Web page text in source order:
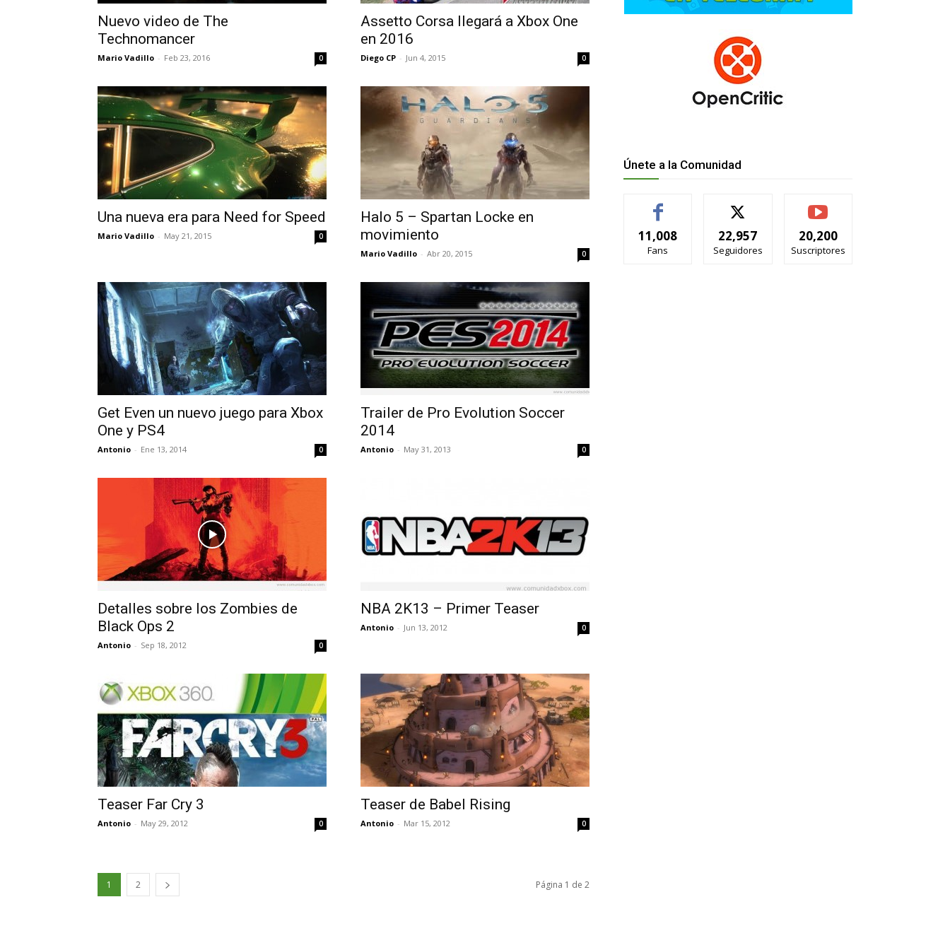
Nuevo video de The
Technomancer
Mario Vadillo - Feb 23, 2016 0
Assetto Corsa llegará a Xbox One
en 2016
Diego CP - Jun 4, 2015 0
Una nueva era para Need for Speed
Mario Vadillo - May 21, 2015 0
Halo 5 – Spartan Locke en
movimiento
Mario Vadillo - Abr 20, 2015 0
Get Even un nuevo juego para Xbox
One y PS4
Antonio - Ene 13, 2014 0
Trailer de Pro Evolution Soccer
2014
Antonio - May 31, 2013 0
Detalles sobre los Zombies de
Black Ops 2
Antonio - Sep 18, 2012 0
NBA 2K13 – Primer Teaser
Antonio - Jun 13, 2012 0
Teaser Far Cry 3
Antonio - May 29, 2012 0
Teaser de Babel Rising
Antonio - Mar 15, 2012 0
1 2 Página 1 de 2
Únete a la Comunidad
11,008
Fans
22,957
Seguidores
20,200
Suscriptores